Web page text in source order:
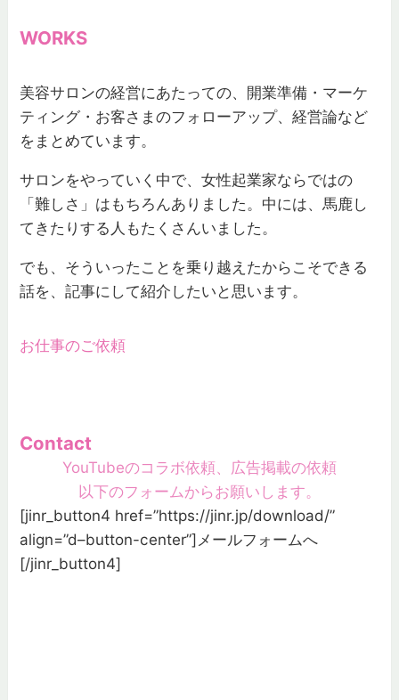
WORKS
美容サロンの経営にあたっての、開業準備・マーケ
ティング・お客さまのフォローアップ、経営論など
をまとめています。
サロンをやっていく中で、女性起業家ならではの
「難しさ」はもちろんありました。中には、馬鹿し
てきたりする人もたくさんいました。
でも、そういったことを乗り越えたからこそできる
話を、記事にして紹介したいと思います。
お仕事のご依頼
Contact
YouTubeのコラボ依頼、広告掲載の依頼
以下のフォームからお願いします。
[jinr_button4 href=”https://jinr.jp/download/”
align=”d–button-center”] メールフォームへ
[/jinr_button4]